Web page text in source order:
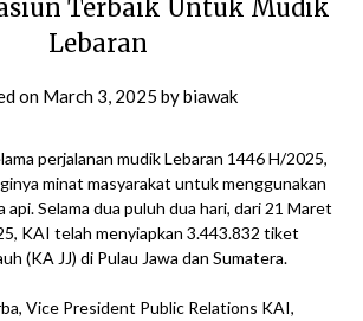
Terbaik Untuk Mudik
Lebaran
on March 3, 2025 bybiawak
perjalanan mudik Lebaran 1446 H/2025,
minat masyarakat untuk menggunakan
Selama dua puluh dua hari, dari 21 Maret
KAI telah menyiapkan 3.443.832 tiket
(KA JJ) di Pulau Jawa dan Sumatera.
Vice President Public Relations KAI,